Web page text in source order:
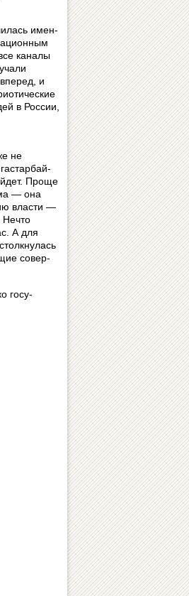
имен­
каналы
и
в России,
не
Проще
— она
власти —
Нечто
А для
со­вер­
го­су­